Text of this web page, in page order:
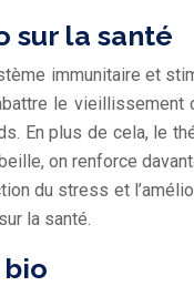
sur la santé
immunitaire et
le vieillissement
En plus de cela, le
on renforce
du stress et
la santé.
bio